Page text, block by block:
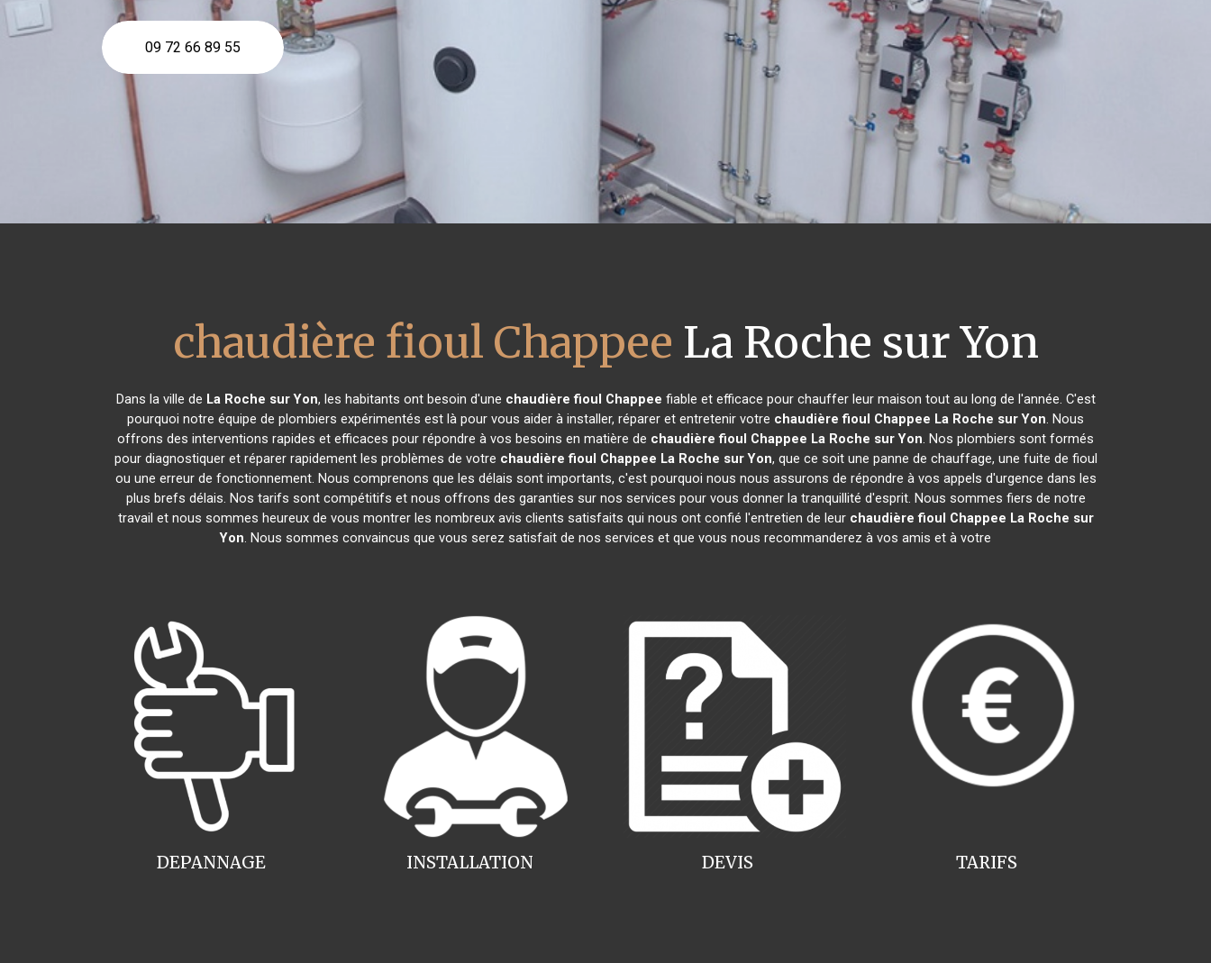
09 72 66 89 55
chaudière fioul Chappee La Roche sur Yon
Dans la ville de La Roche sur Yon, les habitants ont besoin d'une chaudière fioul Chappee fiable et efficace pour chauffer leur maison tout au long de l'année. C'est
pourquoi notre équipe de plombiers expérimentés est là pour vous aider à installer, réparer et entretenir votre chaudière fioul Chappee La Roche sur Yon. Nous
offrons des interventions rapides et efficaces pour répondre à vos besoins en matière de chaudière fioul Chappee La Roche sur Yon. Nos plombiers sont formés
pour diagnostiquer et réparer rapidement les problèmes de votre chaudière fioul Chappee La Roche sur Yon, que ce soit une panne de chauffage, une fuite de fioul
ou une erreur de fonctionnement. Nous comprenons que les délais sont importants, c'est pourquoi nous nous assurons de répondre à vos appels d'urgence dans les
plus brefs délais. Nos tarifs sont compétitifs et nous offrons des garanties sur nos services pour vous donner la tranquillité d'esprit. Nous sommes fiers de notre
travail et nous sommes heureux de vous montrer les nombreux avis clients satisfaits qui nous ont confié l'entretien de leur chaudière fioul Chappee La Roche sur
Yon. Nous sommes convaincus que vous serez satisfait de nos services et que vous nous recommanderez à vos amis et à votre
INSTALLATION
DEPANNAGE TARIFS
DEVIS